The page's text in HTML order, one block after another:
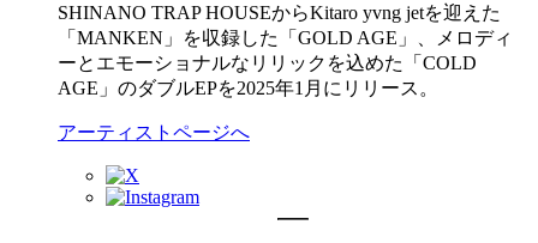
SHINANO TRAP HOUSEからKitaro yvng jetを迎えた
「MANKEN」を収録した「GOLD AGE」、メロディ
ーとエモーショナルなリリックを込めた「COLD
AGE」のダブルEPを2025年1月にリリース。
アーティストページへ